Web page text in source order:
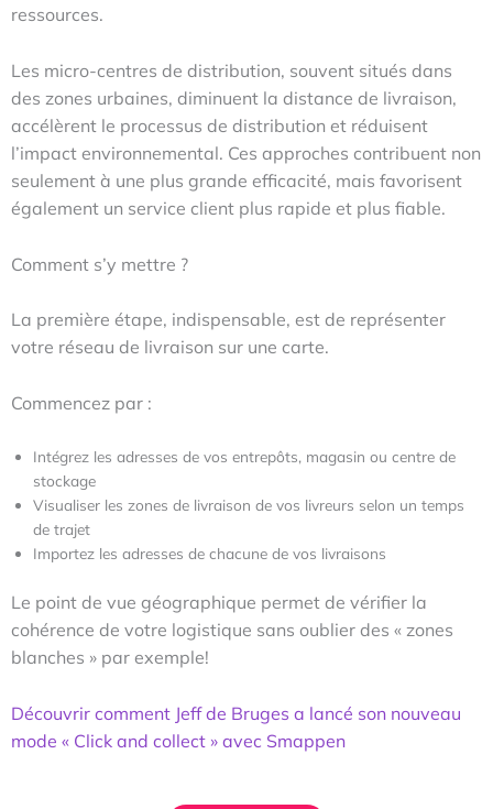
ressources.
Les micro-centres de distribution, souvent situés dans
des zones urbaines, diminuent la distance de livraison,
accélèrent le processus de distribution et réduisent
l’impact environnemental. Ces approches contribuent non
seulement à une plus grande efficacité, mais favorisent
également un service client plus rapide et plus fiable.
Comment s’y mettre ?
La première étape, indispensable, est de représenter
votre réseau de livraison sur une carte.
Commencez par :
Intégrez les adresses de vos entrepôts, magasin ou centre de
stockage
Visualiser les zones de livraison de vos livreurs selon un temps
de trajet
Importez les adresses de chacune de vos livraisons
Le point de vue géographique permet de vérifier la
cohérence de votre logistique sans oublier des « zones
blanches » par exemple!
Découvrir comment Jeff de Bruges a lancé son nouveau
mode « Click and collect » avec Smappen